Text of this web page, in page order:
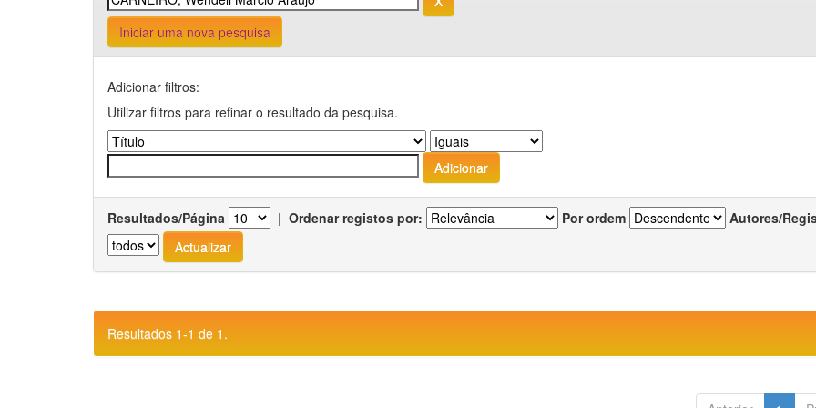
Iniciar uma nova pesquisa
Adicionar filtros:
Utilizar filtros para refinar o resultado da pesquisa.
Resultados/Página | Ordenar registos por: Por ordem Autores/
Resultados 1-1 de 1.